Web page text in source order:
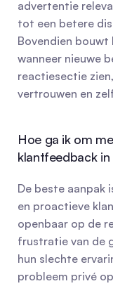
advertentie
tot een betere
Bovendien
wanneer nieuwe
reactiesectie
vertrouwen en
Hoe ga ik om
klantfeedback
De beste aanpak
en proactieve
openbaar op de
frustratie van de
hun slechte
probleem privé